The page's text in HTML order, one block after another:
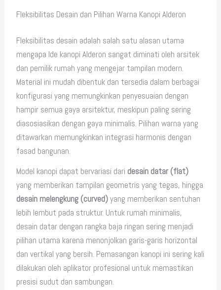
Fleksibilitas Desain dan Pilihan Warna Kanopi Alderon
Fleksibilitas desain adalah salah satu alasan utama
mengapa Ide kanopi Alderon sangat diminati oleh arsitek
dan pemilik rumah yang mengejar tampilan modern.
Material ini mudah dibentuk dan tersedia dalam berbagai
konfigurasi yang memungkinkan penyesuaian dengan
hampir semua gaya arsitektur, meskipun paling sering
diasosiasikan dengan gaya minimalis. Pilihan warna yang
ditawarkan memungkinkan integrasi harmonis dengan
fasad bangunan.
Model kanopi dapat bervariasi dari desain datar (flat)
yang memberikan tampilan geometris yang tegas, hingga
desain melengkung (curved)yang memberikan sentuhan
lebih lembut pada struktur. Untuk rumah minimalis,
desain datar dengan rangka baja ringan sering menjadi
pilihan utama karena menonjolkan garis-garis horizontal
dan vertikal yang bersih. Pemasangan kanopi ini sering kali
dilakukan oleh aplikator profesional untuk memastikan
presisi sudut dan sambungan.